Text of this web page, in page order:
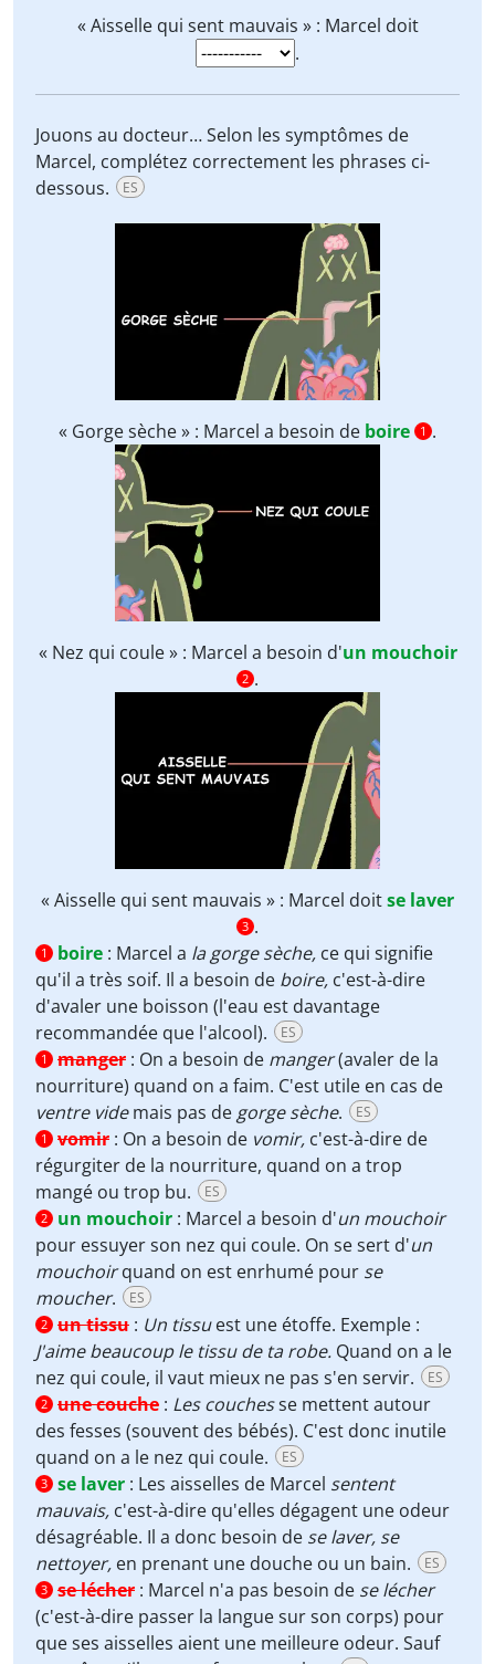
« Aisselle qui sent mauvais » : Marcel doit
.
Jouons au docteur… Selon les symptômes de
Marcel, complétez correctement les phrases ci-
dessous.
ES
« Gorge sèche » : Marcel a besoin de boire 1 .
« Nez qui coule » : Marcel a besoin d'un mouchoir
2 .
« Aisselle qui sent mauvais » : Marcel doitse laver
3 .
1 boire : Marcel a la gorge sèche, ce qui signifie
qu'il a très soif. Il a besoin de boire, c'est-à-dire
d'avaler une boisson (l'eau est davantage
recommandée que l'alcool).
ES
1 manger : On a besoin de manger(avaler de la
nourriture) quand on a faim. C'est utile en cas de
ventre videmais pas de gorge sèche. ES
1 vomir : On a besoin de vomir, c'est-à-dire de
régurgiter de la nourriture, quand on a trop
mangé ou trop bu.
ES
2 un mouchoir : Marcel a besoin d'un mouchoir
pour essuyer son nez qui coule. On se sert d'un
mouchoirquand on est enrhumé pour se
moucher. ES
2 un tissu : Un tissuest une étoffe. Exemple :
J'aime beaucoup le tissu de ta robe. Quand on a le
nez qui coule, il vaut mieux ne pas s'en servir.
ES
2 une couche : Les couchesse mettent autour
des fesses (souvent des bébés). C'est donc inutile
quand on a le nez qui coule.
ES
3 se laver : Les aisselles de Marcel sentent
mauvais, c'est-à-dire qu'elles dégagent une odeur
désagréable. Il a donc besoin de se laver, se
nettoyer, en prenant une douche ou un bain. ES
3 se lécher : Marcel n'a pas besoin de se lécher
(c'est-à-dire passer la langue sur son corps) pour
que ses aisselles aient une meilleure odeur. Sauf